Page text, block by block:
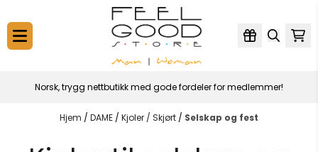
Norsk, trygg nettbutikk med gode fordeler for medlemmer!
Hjem / DAME / Kjoler / Skjørt / Selskap og fest